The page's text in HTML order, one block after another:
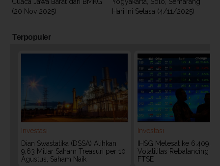
(20 Nov 2025)
Hari Ini Selasa (4/11/2025)
Terpopuler
Investasi
Dian Swastatika (DSSA) Alihkan
9,63 Miliar Saham Treasuri per 10
Agustus, Saham Naik
Investasi
IHSG Melesat ke 6.409,
Volatilitas Rebalancing
FTSE